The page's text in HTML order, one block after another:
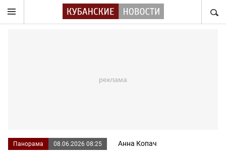
Панорама 08.06.2026 08:25 Анна Копач